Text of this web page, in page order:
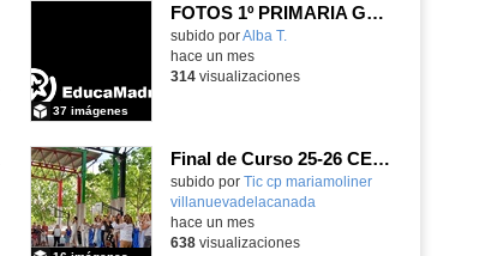
FOTOS 1º PRIMARIA GONZALO DE BERCEO
subido porAlba T.
37 imágenes
hace un mes
314visualizaciones
Final de Curso 25-26 CEIPSO MARÍA MOLINER
subido por Tic cp mariamoliner
villanuevadelacanada
hace un mes
638visualizaciones